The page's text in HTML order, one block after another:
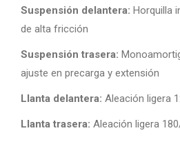
Suspensión delantera: Horquilla
de alta fricción
Suspensión trasera:
ajuste en precarga y extensión
Llanta delantera: Aleación ligera
Llanta trasera: Aleación ligera